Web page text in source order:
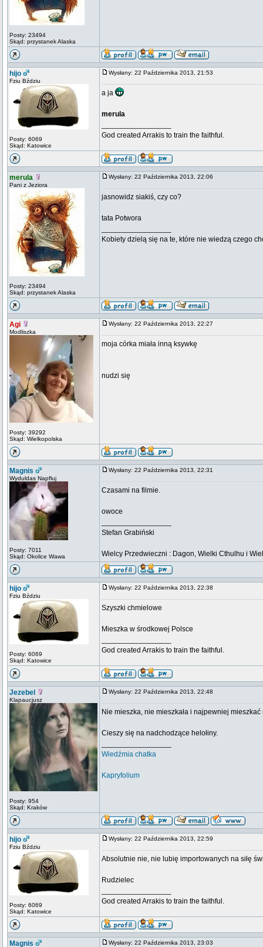
Posty: 23494
Skąd: przystanek Alaska
hijo
Fziu Bździu
Posty: 6069
Skąd: Katowice
Wysłany: 22 Października 2013, 21:53
a ja
merula
God created Arrakis to train the faithful.
merula
Pani z Jeziora
Posty: 23494
Skąd: przystanek Alaska
Wysłany: 22 Października 2013, 22:06
jasnowidz siakiś, czy co?
tata Potwora
Kobiety dzielą się na te, które nie wiedzą czego
Agi
Modliszka
Posty: 39292
Skąd: Wielkopolska
Wysłany: 22 Października 2013, 22:27
moja córka miała inną ksywkę
nudzi się
Magnis
Wyduldas Napfluj
Posty: 7011
Skąd: Okolice Wawa
Wysłany: 22 Października 2013, 22:31
Czasami na filmie.
owoce
Stefan Grabiński
Wielcy Przedwieczni : Dagon, Wielki Cthulhu i
hijo
Fziu Bździu
Posty: 6069
Skąd: Katowice
Wysłany: 22 Października 2013, 22:38
Szyszki chmielowe
Mieszka w środkowej Polsce
God created Arrakis to train the faithful.
Jezebel
Klapaucjusz
Posty: 954
Skąd: Kraków
Wysłany: 22 Października 2013, 22:48
Nie mieszka, nie mieszkała i najpewniej
Cieszy się na nadchodzące helołiny.
Wiedźmia chatka
Kapryfolium
hijo
Fziu Bździu
Posty: 6069
Skąd: Katowice
Wysłany: 22 Października 2013, 22:59
Absolutnie nie, nie lubię importowanych na siłę
Rudzielec
God created Arrakis to train the faithful.
Magnis Wysłany: 22 Października 2013, 23:03